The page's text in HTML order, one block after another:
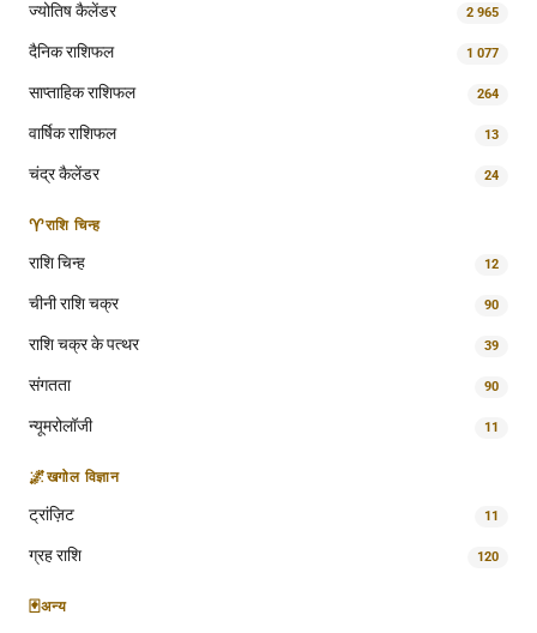
ज्योतिष कैलेंडर 2 965
दैनिक राशिफल 1 077
साप्ताहिक राशिफल 264
वार्षिक राशिफल 13
चंद्र कैलेंडर 24
♈राशि चिन्ह
राशि चिन्ह 12
चीनी राशि चक्र 90
राशि चक्र के पत्थर 39
संगतता 90
न्यूमरोलॉजी 11
🌌खगोल विज्ञान
ट्रांज़िट 11
ग्रह राशि 120
🃏अन्य